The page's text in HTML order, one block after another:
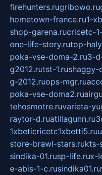
firehunters.rugribowo.ru
hometown-france.ru1-
shop-garena.rucricetc-
one-life-story.rutop-
poka-vse-doma-2.ru3-
g2012.rutst-1.rushaggy-
g-2012.ruops-mgr.ru
poka-vse-doma2.ru
tehosmotre.ruvarieta-
raytor-d.ruatillagunn.ru
1xbeticricetc1xbetti5.ru
store-brawl-stars.rukts-
sindika-01.rusp-life.rux-
e-abis-1-c.rusindika01.ru